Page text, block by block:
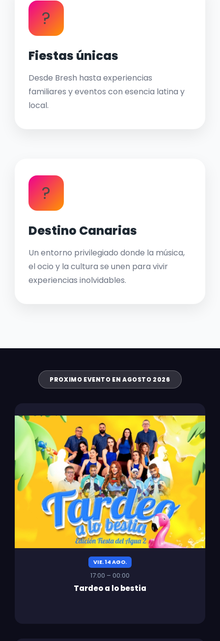
?
Fiestas únicas
Desde Bresh hasta experiencias
familiares y eventos con esencia latina y
local.
?
Destino Canarias
Un entorno privilegiado donde la música,
el ocio y la cultura se unen para vivir
experiencias inolvidables.
PROXIMO EVENTO EN AGOSTO 2026
VIE. 14 AGO.
17:00 – 00:00
Tardeo a lo bestia